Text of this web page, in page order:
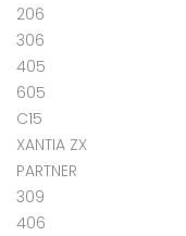
206
306
405
605
C15
XANTIA ZX
PARTNER
309
406